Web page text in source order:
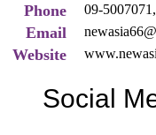
Phone 09-5007071,
Email
Website
Social